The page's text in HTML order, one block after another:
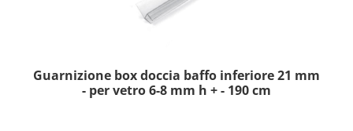
Guarnizione box doccia baffo inferiore 21 mm
- per vetro 6-8 mm h + - 190 cm